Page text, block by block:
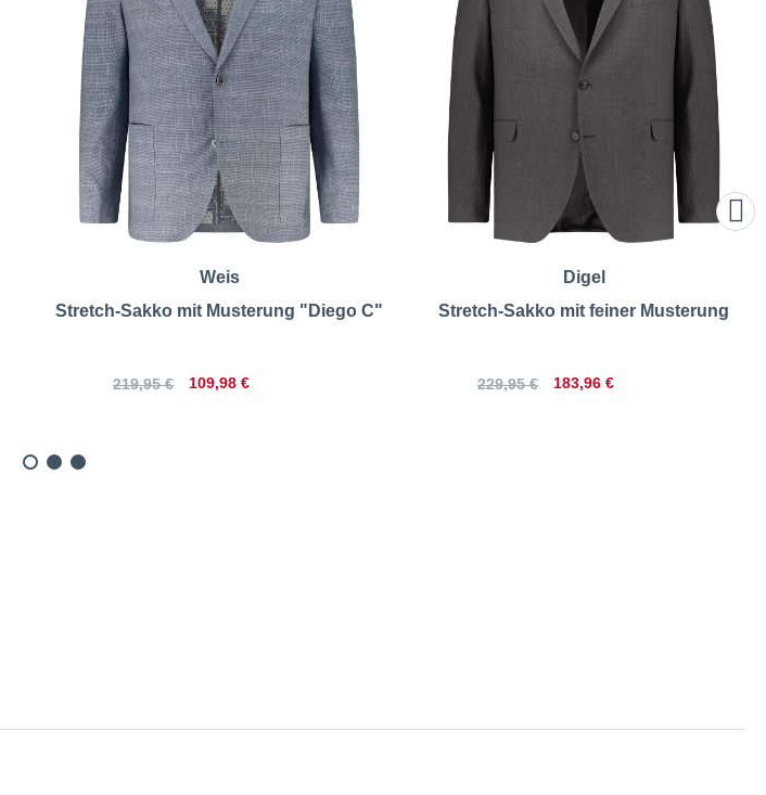
Weis
Stretch-Sakko mit Musterung "Diego C"
109,98 €
219,95 €
Digel
Stretch-Sakko mit feiner Musterung
183,96 €
229,95 €